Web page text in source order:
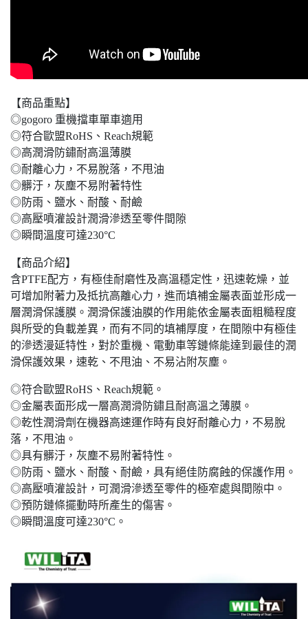
【商品重點】
◎gogoro 重機擋車單車適用
◎符合歐盟RoHS、Reach規範
◎高潤滑防鏽耐高溫薄膜
◎耐離心力，不易脫落，不甩油
◎髒汙，灰塵不易附著特性
◎防雨、鹽水、耐酸、耐鹼
◎高壓噴灌設計潤滑滲透至零件間隙
◎瞬間溫度可達230°C
【商品介紹】
含PTFE配方，有極佳耐磨性及高溫穩定性，迅速乾燥，並
可增加附著力及抵抗高離心力，進而填補金屬表面並形成一
層潤滑保護膜。潤滑保護油膜的作用能依金屬表面粗糙程度
與所受的負載差異，而有不同的填補厚度，在間隙中有極佳
的滲透漫延特性，對於重機、電動車等鏈條能達到最佳的潤
滑保護效果，速乾、不甩油、不易沾附灰塵。
◎符合歐盟RoHS、Reach規範。
◎金屬表面形成一層高潤滑防鏽且耐高溫之薄膜。
◎乾性潤滑劑在機器高速運作時有良好耐離心力，不易脫
落，不甩油。
◎具有髒汙，灰塵不易附著特性。
◎防雨、鹽水、耐酸、耐鹼，具有絕佳防腐蝕的保護作用。
◎高壓噴灌設計，可潤滑滲透至零件的極窄處與間隙中。
◎預防鏈條擺動時所產生的傷害。
◎瞬間溫度可達230°C。